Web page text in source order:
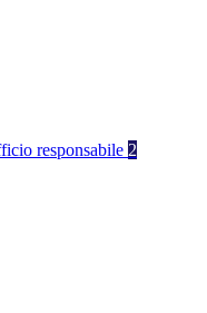
responsabile 2